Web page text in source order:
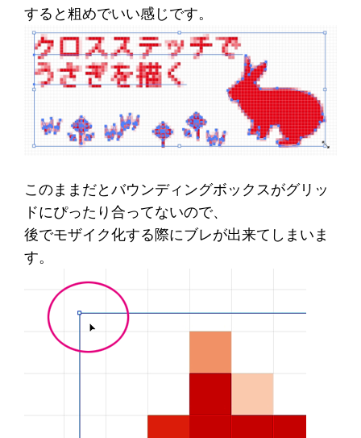
すると粗めでいい感じです。
このままだとバウンディングボックスがグリッ
ドにぴったり合ってないので、
後でモザイク化する際にブレが出来てしまいま
す。